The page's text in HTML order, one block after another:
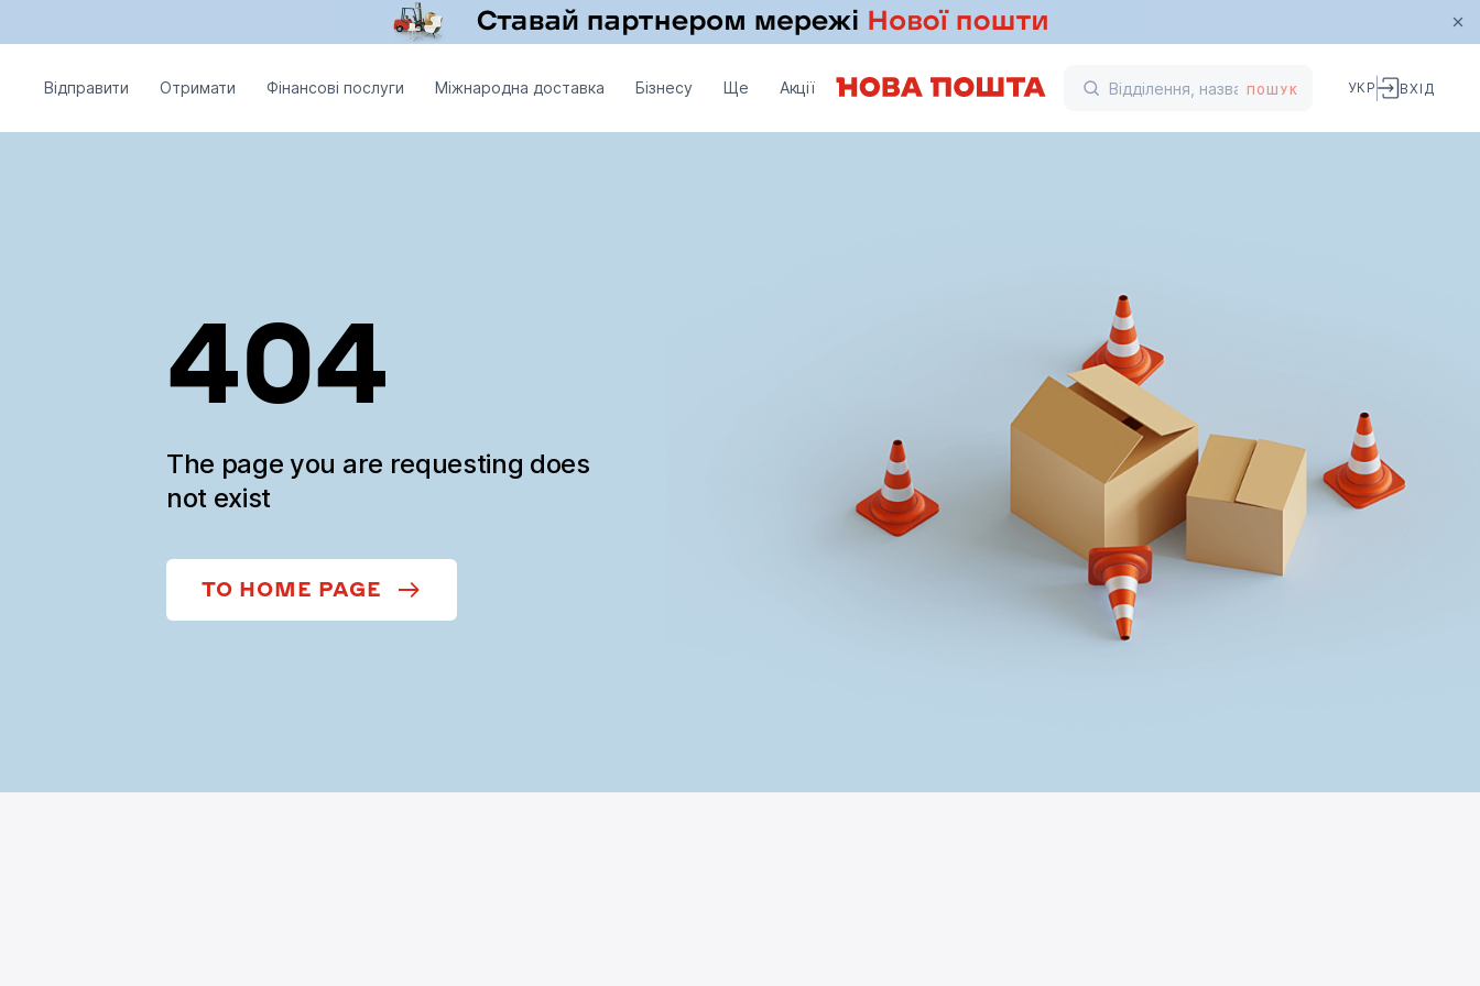
Відправити Отримати Фінансові послуги Міжнародна доставка Бізнесу Ще Акції ПОШУК УКР ВХІД
404
The page you are requesting does
not exist
TO HOME PAGE